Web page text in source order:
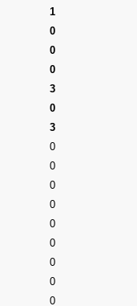
1
0
0
0
3
0
3
0
0
0
0
0
0
0
0
0